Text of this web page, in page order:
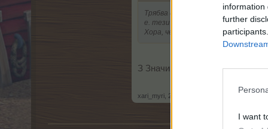
information
further
I want
Трябва да направиш контур, т.е.
е. тези по периферията - 34 на
Хора, четете FAQ-а и постовете.
З Значи грешката ми е че съм
xari_myri 26.3.25